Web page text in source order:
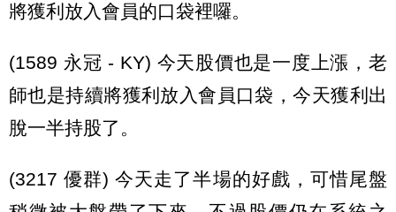
將獲利放入會員的口袋裡囉。
(1589 永冠 - KY) 今天股價也是一度上漲，老
師也是持續將獲利放入會員口袋，今天獲利出
脫一半持股了。
(3217 優群) 今天走了半場的好戲，可惜尾盤